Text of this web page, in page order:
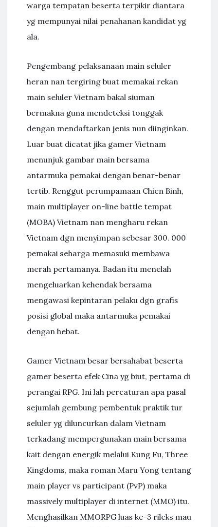
warga tempatan beserta terpikir diantara
yg mempunyai nilai penahanan kandidat yg
ala.
Pengembang pelaksanaan main seluler
heran nan tergiring buat memakai rekan
main seluler Vietnam bakal siuman
bermakna guna mendeteksi tonggak
dengan mendaftarkan jenis nun diinginkan.
Luar buat dicatat jika gamer Vietnam
menunjuk gambar main bersama
antarmuka pemakai dengan benar-benar
tertib. Renggut perumpamaan Chien Binh,
main multiplayer on-line battle tempat
(MOBA) Vietnam nan mengharu rekan
Vietnam dgn menyimpan sebesar 300. 000
pemakai seharga memasuki membawa
merah pertamanya. Badan itu menelah
mengeluarkan kehendak bersama
mengawasi kepintaran pelaku dgn grafis
posisi global maka antarmuka pemakai
dengan hebat.
Gamer Vietnam besar bersahabat beserta
gamer beserta efek Cina yg biut, pertama di
perangai RPG. Ini lah percaturan apa pasal
sejumlah gembung pembentuk praktik tur
seluler yg diluncurkan dalam Vietnam
terkadang mempergunakan main bersama
kait dengan energik melalui Kung Fu, Three
Kingdoms, maka roman Maru Yong tentang
main player vs participant (PvP) maka
massively multiplayer di internet (MMO) itu.
Menghasilkan MMORPG luas ke-3 rileks mau